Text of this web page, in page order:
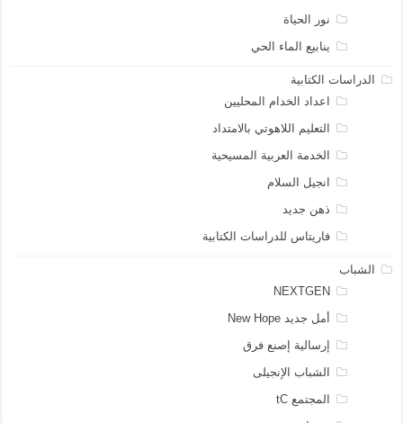
نور الحياة
ينابيع الماء الحي
الدراسات الكتابية
اعداد الخدام المحليين
التعليم اللاهوتي بالامتداد
الخدمة العربية المسيحية
انجيل السلام
ذهن جديد
فاريتاس للدراسات الكتابية
الشباب
NEXTGEN
أمل جديد New Hope
إرسالية إصنع فرق
الشباب الإنجيلى
المجتمع tC